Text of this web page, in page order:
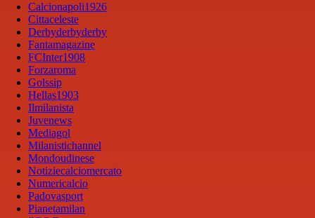
Calcionapoli1926
Cittaceleste
Derbyderbyderby
Fantamagazine
FCInter1908
Forzaroma
Golssip
Hellas1903
Ilmilanista
Juvenews
Mediagol
Milanistichannel
Mondoudinese
Notiziecalciomercato
Numericalcio
Padovasport
Pianetamilan